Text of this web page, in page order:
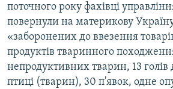
поточного року фахівці
повернули на материкову
«заборонених до ввезення
продуктів тваринного
непродуктивних тварин, 13 голів
птиці (тварин), 30 п'явок, одне